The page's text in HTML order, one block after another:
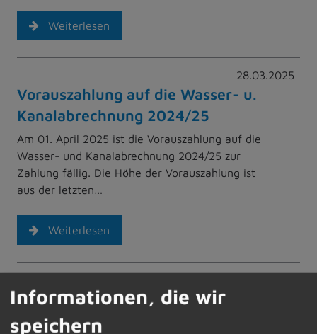
Weiterlesen
28.03.2025
Vorauszahlung auf die Wasser- u.
Kanalabrechnung 2024/25
Am 01. April 2025 ist die Vorauszahlung auf die
Wasser- und Kanalabrechnung 2024/25 zur
Zahlung fällig. Die Höhe der Vorauszahlung ist
aus der letzten…
Weiterlesen
Mütter-Väter-Zentrum „im
Wunderwerk“ durch Netzwerk
Informationen, die wir
speichern